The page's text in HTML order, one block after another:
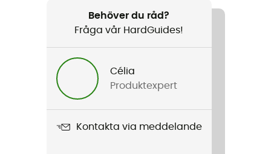
Egenskaper
Débattement : 72° / Degré d'inclinaison de la
Behöver du råd?
Fråga vår HardGuides!
Célia
Produktexpert
Kontakta via meddelande